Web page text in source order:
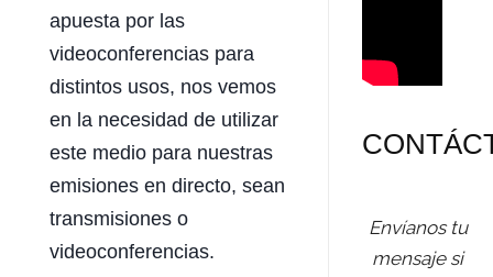
apuesta por las
videoconferencias para
distintos usos, nos vemos
en la necesidad de utilizar
este medio para nuestras
emisiones en directo, sean
transmisiones o
videoconferencias.
Envíanos tu
mensaje si